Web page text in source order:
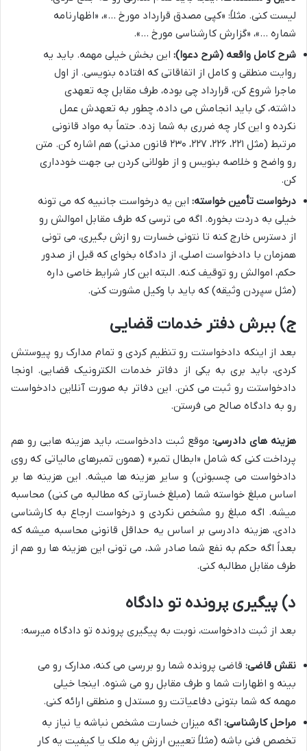
لیست کنی. مثلاً: «کپی مصدق قرارداد مورخ …»، «اظهارنامه
شماره …»، «گزارش کارشناسی مورخ …».
شرح کامل واقعه (شرح دعوا): این بخش خیلی مهمه. باید یه
روایت منطقی و کامل از اتفاقاتی که افتاده بنویسی. از اول
ماجرا شروع کن، قرارداد چی بوده، طرف مقابل چه تعهدی
داشته، کی باید انجامش می داده، چطور به تعهدش عمل
نکرده و این کار چه ضرری به شما زده. حتماً به مواد قانونی
مرتبط (مثل ۲۲۱، ۲۲۶، ۲۲۷، ۲۳۰ قانون مدنی) هم اشاره کن. متن
رو واضح و خلاصه بنویس و از طولانی کردن بی جهت خودداری
کن.
درخواست تأمین خواسته: این یه درخواست جانبیه که می تونه
خیلی به دردت بخوره. اگه می ترسی که طرف مقابل اموالش رو
از دسترس خارج کنه تا نتونی خسارت رو ازش بگیری، می تونی
همزمان با دادخواست اصلی، از دادگاه بخوای که قبل از صدور
حکم، اموالش رو توقیف کنه. البته این کار شرایط خاصی داره
(مثل سپردن وثیقه) که باید با وکیل مشورت کنی.
ج) ببرش دفتر خدمات قضایی
بعد از اینکه دادخواستت رو تنظیم کردی و تمام مدارک رو پیوستش
کردی، باید بری به یکی از دفاتر خدمات الکترونیک قضایی. اونجا
دادخواستت رو ثبت می کنن. این دفاتر به صورت آنلاین دادخواست
رو به دادگاه صالح می فرستن.
هزینه های دادرسی: موقع ثبت دادخواست، باید هزینه هایی رو هم
پرداخت کنی که شامل «ابطال تمبر» (همون تمبرهای مالیاتی که روی
دادخواست می چسبونن) و سایر هزینه ها میشه. این هزینه ها بر
اساس مبلغ خواسته شما (مبلغ خسارتی که مطالبه می کنی) محاسبه
میشه. اگه مبلغ رو مشخص نکردی و درخواست ارجاع به کارشناسی
دادی، هزینه دادرسی بر اساس یه حداقل قانونی محاسبه میشه که
بعداً اگه حکم به نفع شما صادر شد، می تونی این هزینه ها رو هم از
طرف مقابل مطالبه کنی.
د) پیگیری پرونده تو دادگاه
بعد از ثبت دادخواست، نوبت به پیگیری پرونده تو دادگاه میرسه:
نقش قاضی: قاضی پرونده شما رو بررسی می کنه، مدارک رو می
بینه و اظهارات شما و طرف مقابل رو می شنوه. اینجا خیلی
مهمه که شما بتونی دفاعیاتت رو مستدل و منطقی ارائه کنی.
مراحل کارشناسی: اگه میزان خسارت مشخص نباشه یا نیاز به
تخصص فنی باشه (مثلاً تعیین ارزش یه ملک یا کیفیت یه کار